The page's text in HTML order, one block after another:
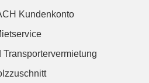
Kundenkonto